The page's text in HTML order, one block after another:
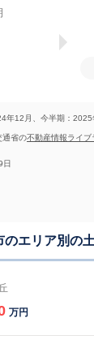
年12月、今半期：
通省の不動産情報ライブ
日
のエリア別の
万円